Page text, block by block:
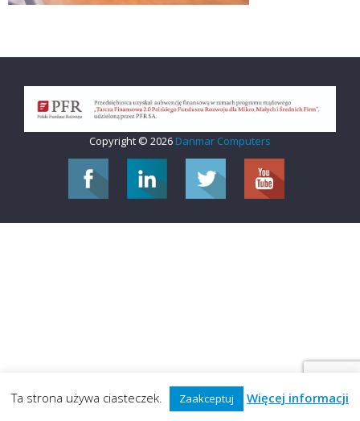
Copyright © 2026 Danmar Computers
Ta strona używa ciasteczek. Zaakceptuj Więcej informacji